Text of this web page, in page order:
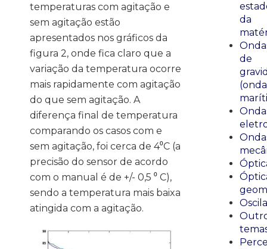
temperaturas com agitação e
sem agitação estão
apresentados nos gráficos da
figura 2, onde fica claro que a
variação da temperatura ocorre
mais rapidamente com agitação
do que sem agitação. A
diferença final de temperatura
comparando os casos com e
sem agitação, foi cerca de 4⁰C (a
precisão do sensor de acordo
com o manual é de +/- 0,5 ⁰ C),
sendo a temperatura mais baixa
atingida com a agitação.
da
de